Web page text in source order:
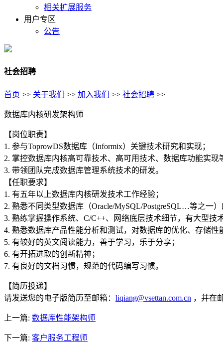
相关扩展服务
用户专区
公告
社会招聘
首页 >> 关于我们 >> 加入我们 >> 社会招聘 >>
数据库内核研发架构师
【岗位职责】
1. 参与ToprowDS数据库（Informix）关键技术研究和实现；
2. 掌控数据库内核高可靠技术、高可用技术、数据库功能实现
3. 带领团队完成数据库管理系统技术的研发。
【任职要求】
1. 有五年以上数据库内核研发技术工作经验；
2. 熟悉不同类型数据库（Oracle/MySQL/PostgreSQL…等之一
3. 熟练掌握操作系统、C/C++、网络底层技术细节，有大型技
4. 熟悉数据库产品性能分析和测试，对数据库的优化、存储性
5. 有较好的英文阅读能力，善于学习，乐于分享；
6. 有开拓进取的创新精神；
7. 有良好的文档习惯，规范的代码编写习惯。
【简历投递】
请发送您的电子版简历至邮箱： liqiang@vsettan.com.cn ，并在
上一篇: 数据库性能架构师
下一篇: 客户服务工程师